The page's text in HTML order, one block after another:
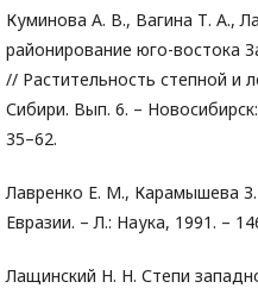
Куминова А. В., Вагина Т. А.,
районирование юго-востока
// Растительность степной и
Сибири. Вып. 6. –
35–62.
Лавренко Е. М., Карамышева
Евразии. – Л.: Наука, 1991. –
Лащинский Н. Н. Степи